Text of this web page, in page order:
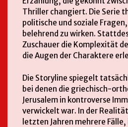
Thriller changiert. Die Serie
politische und soziale
belehrend zu wirken.
Zuschauer die Komplexität
die Augen der Charaktere
Die Storyline spiegelt
bei denen die griechisch-
Jerusalem in kontroverse
verwickelt war. In der
letzten Jahren mehrere